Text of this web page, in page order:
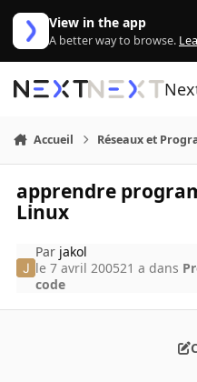
Aller au contenu
View in the app
A better way to browse.
Accueil Réseaux et
apprendre
Linux
Par jakol
le 7 avril 200521 a dans
code